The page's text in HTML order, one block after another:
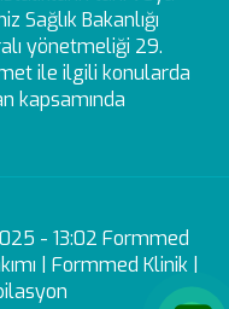
Sağlık Bakanlığı
yönetmeliği 29.
ile ilgili konularda
kapsamında
- 13:02 Formmed
| Formmed Klinik |